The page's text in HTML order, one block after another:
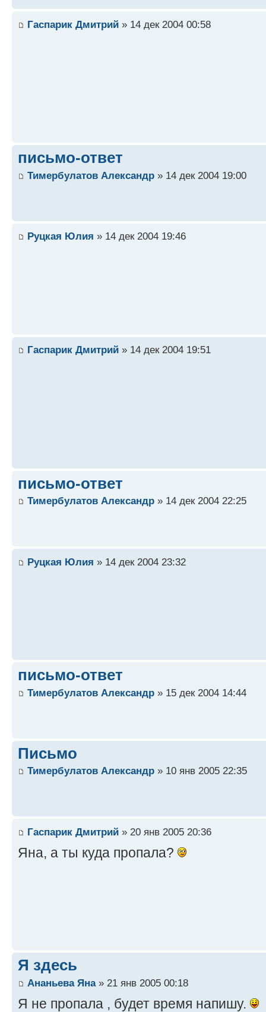
Гаспарик Дмитрий » 14 дек 2004 00:58
письмо-ответ
Тимербулатов Александр » 14 дек 2004 19:00
Руцкая Юлия » 14 дек 2004 19:46
Гаспарик Дмитрий » 14 дек 2004 19:51
письмо-ответ
Тимербулатов Александр » 14 дек 2004 22:25
Руцкая Юлия » 14 дек 2004 23:32
письмо-ответ
Тимербулатов Александр » 15 дек 2004 14:44
Письмо
Тимербулатов Александр » 10 янв 2005 22:35
Гаспарик Дмитрий » 20 янв 2005 20:36
Яна, а ты куда пропала?
Я здесь
Ананьева Яна» 21 янв 2005 00:18
Я не пропала , будет время напишу.